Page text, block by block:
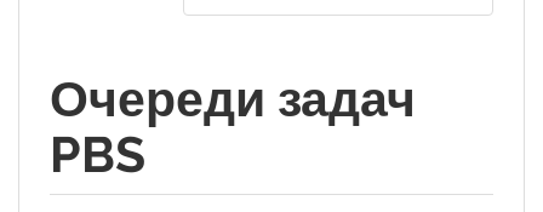
Очереди задач
PBS